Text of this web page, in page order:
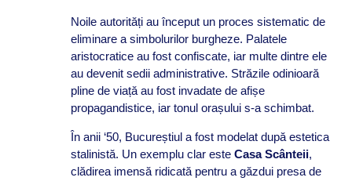
Noile autorități au început un proces sistematic de
eliminare a simbolurilor burgheze. Palatele
aristocratice au fost confiscate, iar multe dintre ele
au devenit sedii administrative. Străzile odinioară
pline de viață au fost invadate de afișe
propagandistice, iar tonul orașului s-a schimbat.
În anii ‘50, Bucureștiul a fost modelat după estetica
stalinistă. Un exemplu clar este Casa Scânteii,
clădirea imensă ridicată pentru a găzdui presa de